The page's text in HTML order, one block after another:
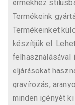
érmekhez
Termékeink
Termékeinket
készítjük el.
felhasználásával
eljárásokat
gravírozás,
minden igényét